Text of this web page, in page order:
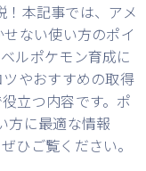
！本記事では、アメ
ない使い方のポイ
ルポケモン育成に
やおすすめの取得
立つ内容です。ポ
方に最適な情報
ひご覧ください。